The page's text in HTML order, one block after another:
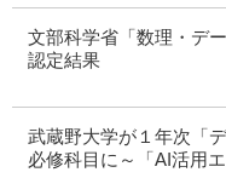
文部科学省「数理・デ
認定結果
武蔵野大学が１年次「
必修科目に～「AI活用